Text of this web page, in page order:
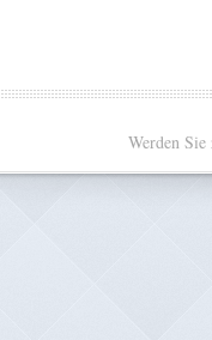
Werden